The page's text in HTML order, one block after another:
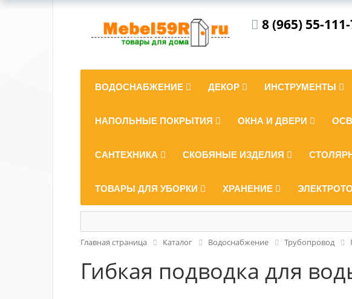
8 (965) 55-
ВОДОСНАБЖЕНИЕ ДЕКОР ИНСТРУМЕНТЫ
НАПОЛЬНЫЕ ПОКРЫТИЯ ОКНА И ДВЕРИ
САНТЕХНИКА СКОБЯНЫЕ ИЗДЕЛИЯ
ТОВАРЫ ДЛЯ УБОРКИ ХРАНЕНИЕ
Главная страница Каталог Водоснабжение Трубопровод
Гибкая подводка для